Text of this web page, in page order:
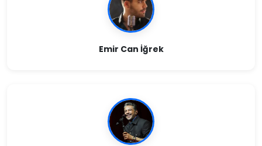
Emir Can İğrek